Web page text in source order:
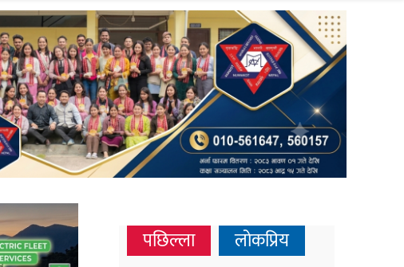
पछिल्ला लोकप्रिय